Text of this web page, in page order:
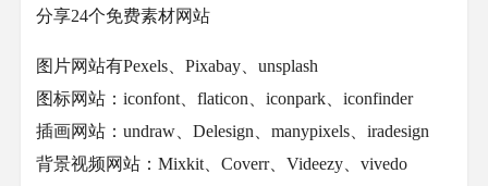
分享24个免费素材网站
图片网站有Pexels、Pixabay、unsplash
图标网站：iconfont、flaticon、iconpark、iconfinder
插画网站：undraw、Delesign、manypixels、iradesign
背景视频网站：Mixkit、Coverr、Videezy、vivedo